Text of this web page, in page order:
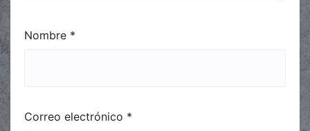
Nombre *
Correo electrónico *